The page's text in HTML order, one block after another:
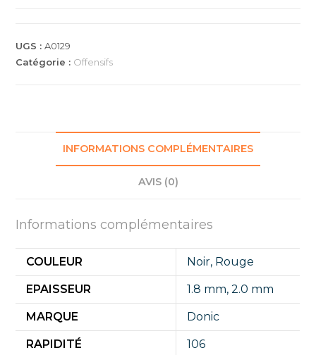
UGS :A0129
Catégorie : Offensifs
INFORMATIONS COMPLÉMENTAIRES
AVIS (0)
Informations complémentaires
COULEUR Noir, Rouge
EPAISSEUR 1.8 mm,2.0 mm
MARQUE Donic
RAPIDITÉ 106